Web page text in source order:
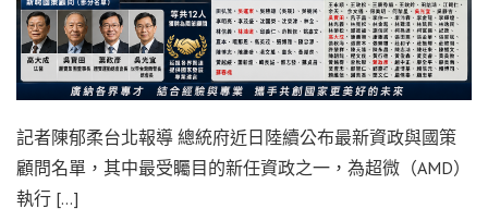
記者陳郁柔台北報導 總統府近日陸續公布最新資政與國策
顧問名單，其中最受矚目的新任資政之一，為超微（AMD）
執行 […]